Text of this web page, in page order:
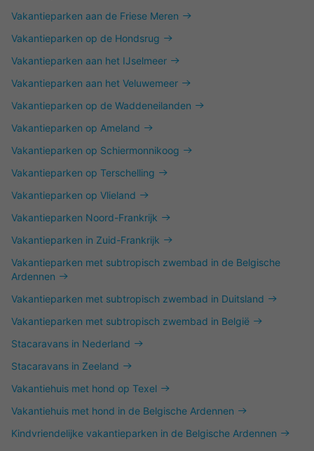
Vakantieparken aan de Friese Meren
Vakantieparken op de Hondsrug
Vakantieparken aan het IJselmeer
Vakantieparken aan het Veluwemeer
Vakantieparken op de Waddeneilanden
Vakantieparken op Ameland
Vakantieparken op Schiermonnikoog
Vakantieparken op Terschelling
Vakantieparken op Vlieland
Vakantieparken Noord-Frankrijk
Vakantieparken in Zuid-Frankrijk
Vakantieparken met subtropisch zwembad in de Belgische
Ardennen
Vakantieparken met subtropisch zwembad in Duitsland
Vakantieparken met subtropisch zwembad in België
Stacaravans in Nederland
Stacaravans in Zeeland
Vakantiehuis met hond op Texel
Vakantiehuis met hond in de Belgische Ardennen
Kindvriendelijke vakantieparken in de Belgische Ardennen